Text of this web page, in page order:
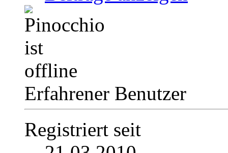
Erfahrener Benutzer
Registriert seit